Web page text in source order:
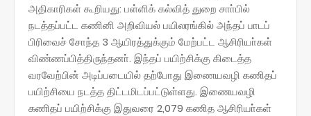
அதிகாரிகள் கூறியது: பள்ளிக் கல்வித் துறை சாா்பில்
நடத்தப்பட்ட கணினி அறிவியல் பயிலரங்கில் அந்தப் பாடப்
பிரிவைச் சோந்த 3 ஆயிரத்துக்கும் மேற்பட்ட ஆசிரியா்கள்
விண்ணப்பித்திருந்தனா். இந்தப் பயிற்சிக்கு கிடைத்த
வரவேற்பின் அடிப்படையில் தற்போது இணையவழி கணிதப்
பயிற்சியை நடத்த திட்டமிடப்பட்டுள்ளது. இணையவழி
கணிதப் பயிற்சிக்கு இதுவரை 2,079 கணித ஆசிரியா்கள்